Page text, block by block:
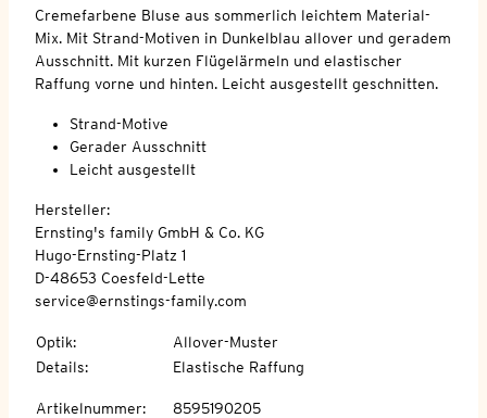
Cremefarbene Bluse aus sommerlich leichtem Material-
Mix. Mit Strand-Motiven in Dunkelblau allover und geradem
Ausschnitt. Mit kurzen Flügelärmeln und elastischer
Raffung vorne und hinten. Leicht ausgestellt geschnitten.
Strand-Motive
Gerader Ausschnitt
Leicht ausgestellt
Hersteller:
Ernsting's family GmbH & Co. KG
Hugo-Ernsting-Platz 1
D-48653 Coesfeld-Lette
service@ernstings-family.com
Optik:
Allover-Muster
Details: Elastische Raffung
Artikelnummer: 8595190205